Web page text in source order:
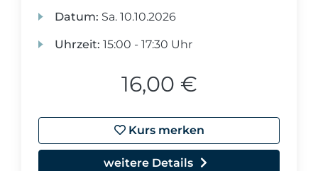
Datum: Sa. 10.10.2026
Uhrzeit: 15:00 - 17:30 Uhr
16,00 €
Kurs merken
weitere Details